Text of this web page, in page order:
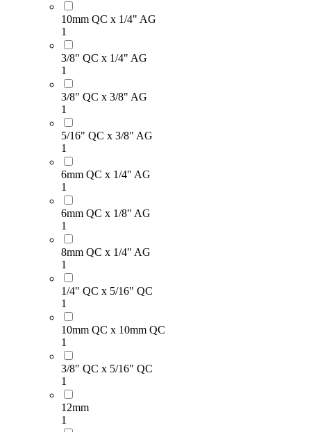
10mm QC x 1/4" AG
1
3/8" QC x 1/4" AG
1
3/8" QC x 3/8" AG
1
5/16" QC x 3/8" AG
1
6mm QC x 1/4" AG
1
6mm QC x 1/8" AG
1
8mm QC x 1/4" AG
1
1/4" QC x 5/16" QC
1
10mm QC x 10mm QC
1
3/8" QC x 5/16" QC
1
12mm
1